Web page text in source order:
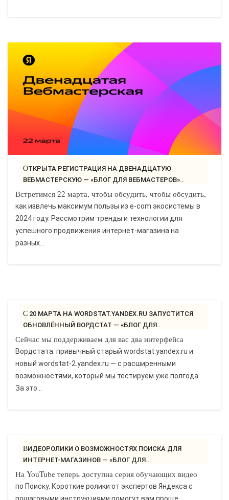
ОТКРЫТА РЕГИСТРАЦИЯ НА ДВЕНАДЦАТУЮ
ВЕБМАСТЕРСКУЮ — «БЛОГ ДЛЯ ВЕБМАСТЕРОВ»..
Встретимся 22 марта, чтобы обсудить, чтобы обсудить,
как извлечь максимум пользы из e-com экосистемы в
2024 году. Рассмотрим тренды и технологии для
успешного продвижения интернет-магазина на
разных...
С 20 МАРТА НА WORDSTAT.YANDEX.RU ЗАПУСТИТСЯ
ОБНОВЛЁННЫЙ ВОРДСТАТ — «БЛОГ ДЛЯ..
Сейчас мы поддерживаем для вас два интерфейса
Вордстата: привычный старый wordstat.yandex.ru и
новый wordstat-2.yandex.ru — с расширенными
возможностями, который мы тестируем уже полгода.
За это...
ВИДЕОРОЛИКИ О ВОЗМОЖНОСТЯХ ПОИСКА ДЛЯ
ИНТЕРНЕТ-МАГАЗИНОВ — «БЛОГ ДЛЯ..
На YouTube теперь доступна серия обучающих видео
по Поиску. Короткие ролики от экспертов Яндекса с